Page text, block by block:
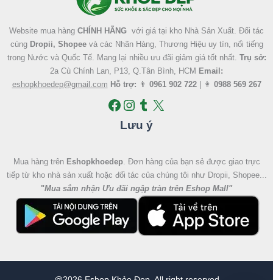
Website mua hàng CHÍNH HÃNG với giá tại kho Nhà Sản Xuất. Đối tác
cùng Dropii, Shopeevà các Nhãn Hàng, Thương Hiệu uy tín, nổi tiếng
trong Nước và Quốc Tế. Mang lại nhiều ưu đãi giảm giá tốt nhất. Trụ sở:
2a Cù Chính Lan, P13, Q.Tân Bình, HCM Email:
eshopkhoedep@gmail.com Hỗ trợ: 👨 0961 902 722| 👩 0988 569 267
Lưu ý
Mua hàng trên Eshopkhoedep. Đơn hàng của bạn sẻ được giao trực
tiếp từ kho nhà sản xuất hoặc đối tác của chúng tôi như Dropii, Shopee...
"Mua sắm nhận Ưu đãi ngập tràn trên Eshop Mall"